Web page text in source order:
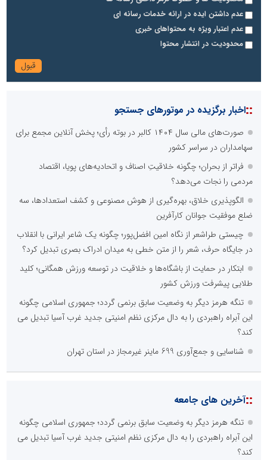
عدم داشتن ایده در ارائه خدمات رسانه ای
عدم اعتبار ویژه به محتواهای خبری
محدودیت در انتشار محتوا
::اخبار برگزیده در موتورهای جستجو
صورت‌های مالی سال ۱۴۰۴ کالبر در بوته رأی؛ پخش آنلاین مجمع برای
سهامداران در سراسر کشور
فراتر از بحران؛ چگونه خلاقیتِ اصناف و اتحادیه‌های پویا، اقتصاد
مردمی را نجات می‌دهد؟
الگوپذیری خلاق، بهره‌گیری از هوش مصنوعی و کشف استعدادها، سه
ضلع موفقیت جوانان کارآفرین
چیستی طراشعر از نگاه امین افضل‌پور؛ چگونه یک شاعر ایرانی با انقلاب
در جایگاه حرف، شعر را از متن خطی به میدان ادراک بصری تبدیل کرد؟
ابتکار در حمایت از باشگاه‌ها و خلاقیت در توسعه ورزش همگانی؛ کلید
طلایی پیشرفت ورزش کشور
تنگه هرمز دیگر به وضعیت سابق برنمی گردد؛ جمهوری اسلامی چگونه
این آبراه راهبردی را به دال مرکزی نظم امنیتی جدید غرب آسیا تبدیل می
کند؟
شناسایی و جمع‌آوری 699 ماینر غیرمجاز در استان تهران
::آخرین های جامعه
تنگه هرمز دیگر به وضعیت سابق برنمی گردد؛ جمهوری اسلامی چگونه
این آبراه راهبردی را به دال مرکزی نظم امنیتی جدید غرب آسیا تبدیل می
کند؟